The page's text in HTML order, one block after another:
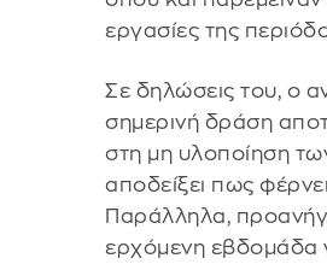
εργασίες της
Σε δηλώσεις του, ο
σημερινή δράση
στη μη υλοποίηση
αποδείξει πως
Παράλληλα,
ερχόμενη εβδομάδα